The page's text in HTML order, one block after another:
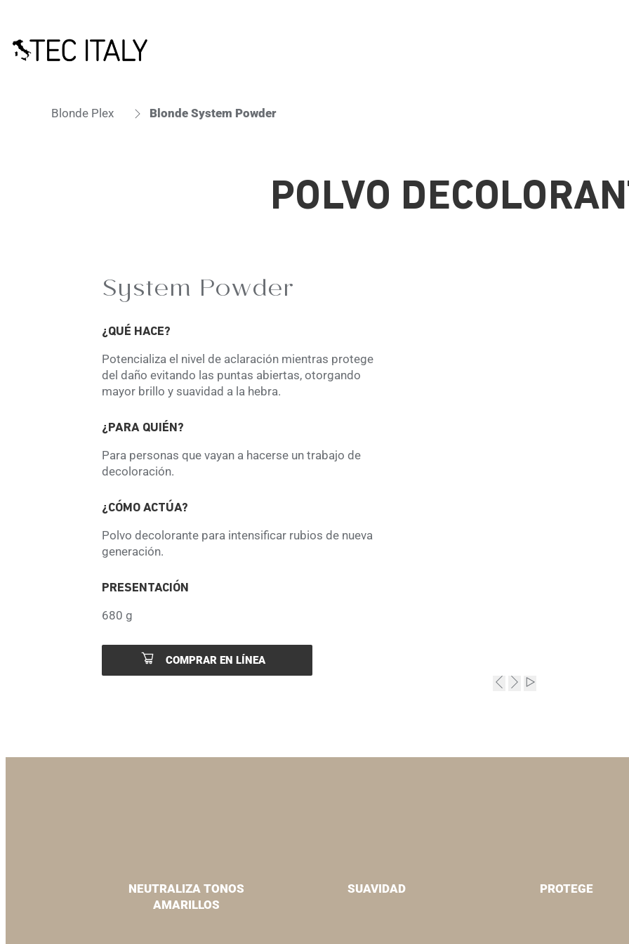
Blonde Plex Blonde System Powder
POLVO
System Powder
¿QUÉ HACE?
Potencializa el nivel de aclaración mientras protege
del daño evitando las puntas abiertas, otorgando
mayor brillo y suavidad a la hebra.
¿PARA QUIÉN?
Para personas que vayan a hacerse un trabajo de
decoloración.
¿CÓMO ACTÚA?
Polvo decolorante para intensificar rubios de nueva
generación.
PRESENTACIÓN
680 g
COMPRAR EN LÍNEA
NEUTRALIZA TONOS
AMARILLOS
SUAVIDAD PROTEGE